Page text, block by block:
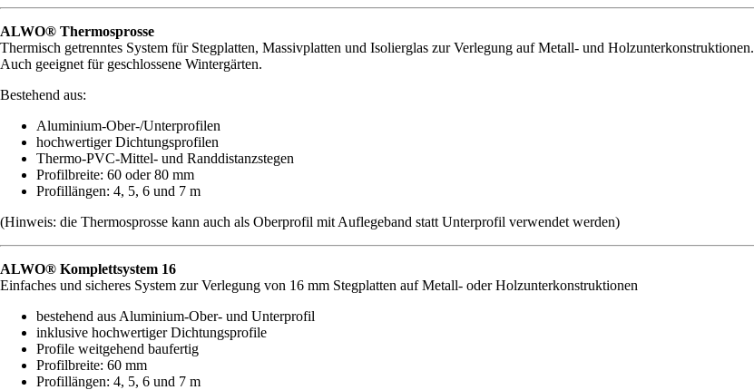
ALWO® Thermosprosse
Thermisch getrenntes System für Stegplatten, Massivplatten und Isolierglas zur Verlegung auf Metall- und Holzunterkonstruktionen.
Auch geeignet für geschlossene Wintergärten.
Bestehend aus:
Aluminium-Ober-/Unterprofilen
hochwertiger Dichtungsprofilen
Thermo-PVC-Mittel- und Randdistanzstegen
Profilbreite: 60 oder 80 mm
Profillängen: 4, 5, 6 und 7 m
(Hinweis: die Thermosprosse kann auch als Oberprofil mit Auflegeband statt Unterprofil verwendet werden)
ALWO® Komplettsystem 16
Einfaches und sicheres System zur Verlegung von 16 mm Stegplatten auf Metall- oder Holzunterkonstruktionen
bestehend aus Aluminium-Ober- und Unterprofil
inklusive hochwertiger Dichtungsprofile
Profile weitgehend baufertig
Profilbreite: 60 mm
Profillängen: 4, 5, 6 und 7 m